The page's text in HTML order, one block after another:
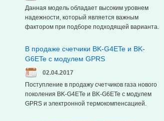
Данная модель обладает высоким уровнем
надежности, который является важным
фактором при подборе подходящей варианта.
В продаже счетчики BK-G4ETe и BK-
G6ETe с модулем GPRS
02.04.2017
Поступление в продажу счетчиков газа нового
поколения BK-G4ETe и BK-G6ETe с модулем
GPRS и электронной термокомпенсацией.